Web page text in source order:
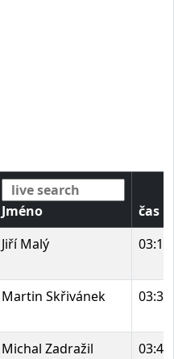
Jméno
čas
Jiří Malý
Martin Skřivánek
Michal Zadražil